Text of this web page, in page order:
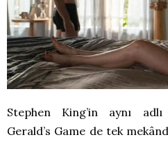
Stephen King’in aynı
Gerald’s Game de tek